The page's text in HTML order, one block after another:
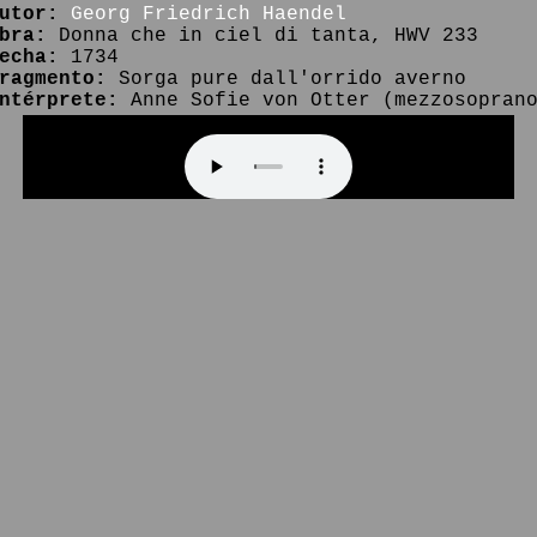
Georg Friedrich Haendel
Donna che in ciel di tanta, HWV 233
1734
Sorga pure dall'orrido averno
Anne Sofie von Otter